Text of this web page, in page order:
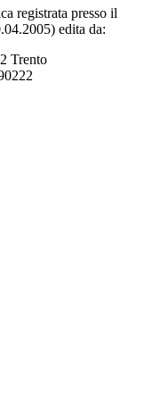
registrata presso il
edita da:
Trento